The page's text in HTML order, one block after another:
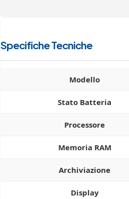
Specifiche Tecniche
Modello
Stato Batteria
Processore
Memoria RAM
Archiviazione
Display